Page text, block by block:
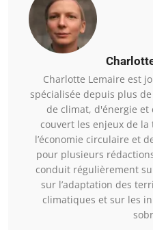
Charlotte Lemaire est
spécialisée depuis plus
de climat, d'énergie et
couvert les enjeux de
l’économie circulaire et
pour plusieurs
conduit régulièrement
sur l’adaptation des
climatiques et sur les